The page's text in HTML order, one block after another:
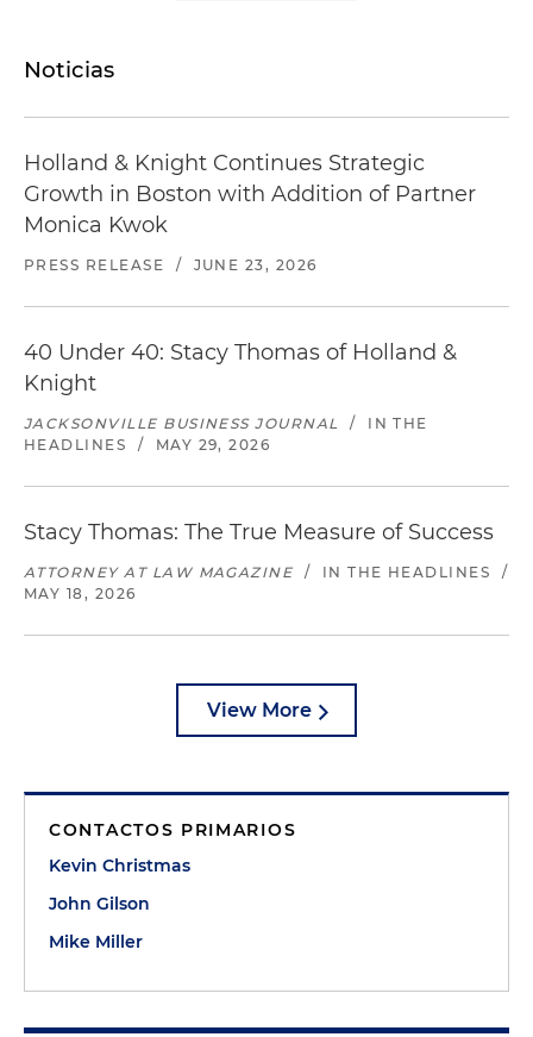
Noticias
Holland & Knight Continues Strategic
Growth in Boston with Addition of Partner
Monica Kwok
PRESS RELEASE / JUNE 23, 2026
40 Under 40: Stacy Thomas of Holland &
Knight
JACKSONVILLE BUSINESS JOURNAL /
IN THE
HEADLINES
/ MAY 29, 2026
Stacy Thomas: The True Measure of Success
ATTORNEY AT LAW MAGAZINE / IN THE HEADLINES
/
MAY 18, 2026
View More
CONTACTOS PRIMARIOS
Kevin Christmas
John Gilson
Mike Miller